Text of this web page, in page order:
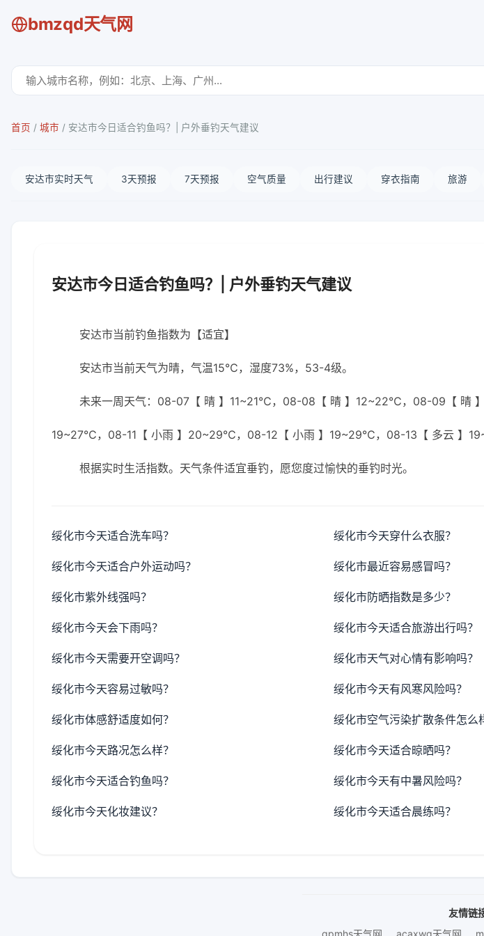
bmzqd天气网
首页 / 城市 / 安达市今日适合钓鱼吗？| 户外垂钓天气建议
安达市实时天气 3天预报 7天预报 空气质量 出行建议 穿衣指南 旅游
安达市今日适合钓鱼吗？| 户外垂钓天气建议
安达市当前钓鱼指数为【适宜】
安达市当前天气为晴，气温15℃，湿度73%，53-4级。
未来一周天气：08-07【 晴 】11~21℃，08-08【 晴 】12~22℃，08-09【 晴
19~27℃，08-11【 小雨 】20~29℃，08-12【 小雨 】19~29℃，08-13【 多云 】
根据实时生活指数。天气条件适宜垂钓，愿您度过愉快的垂钓时光。
绥化市今天适合洗车吗？ 绥化市今天穿什么衣服？
绥化市今天适合户外运动吗？ 绥化市最近容易感冒吗？
绥化市紫外线强吗？ 绥化市防晒指数是多少？
绥化市今天会下雨吗？ 绥化市今天适合旅游出行吗？
绥化市今天需要开空调吗？ 绥化市天气对心情有影响吗？
绥化市今天容易过敏吗？ 绥化市今天有风寒风险吗？
绥化市体感舒适度如何？ 绥化市空气污染扩散条件怎么
绥化市今天路况怎么样？ 绥化市今天适合晾晒吗？
绥化市今天适合钓鱼吗？ 绥化市今天有中暑风险吗？
绥化市今天化妆建议？ 绥化市今天适合晨练吗？
友情链
gpmhs天气网
acaxwg天气网